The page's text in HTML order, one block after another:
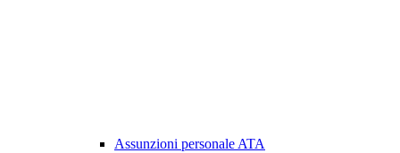
Assunzioni personale ATA